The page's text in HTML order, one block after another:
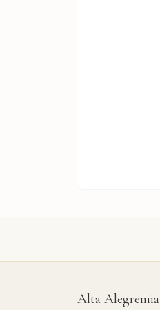
Alta Alegremia